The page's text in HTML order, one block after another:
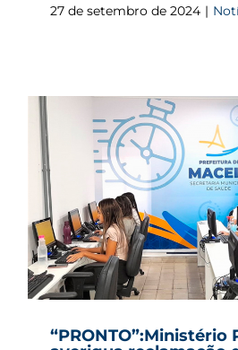
27 de setembro de 2024 |
“PRONTO”:Ministério